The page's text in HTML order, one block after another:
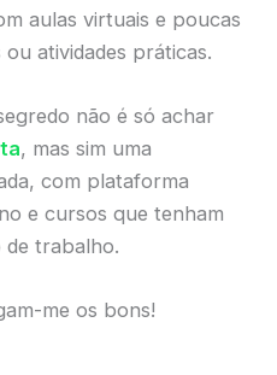
aulas virtuais e poucas
atividades práticas.
não é só achar
, mas sim uma
com plataforma
e cursos que tenham
de trabalho.
me os bons!